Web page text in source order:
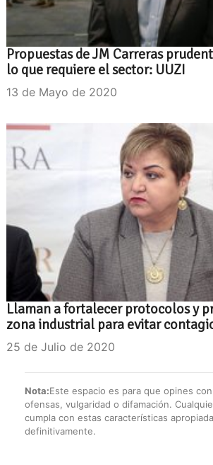
Propuestas de JM Carreras
lo que requiere el sector: UUZI
13 de Mayo de 2020
Llaman a fortalecer protocolos y
zona industrial para evitar
25 de Julio de 2020
Nota:Este espacio es para que opines
ofensas, vulgaridad o difamación.
cumpla con estas características
definitivamente.